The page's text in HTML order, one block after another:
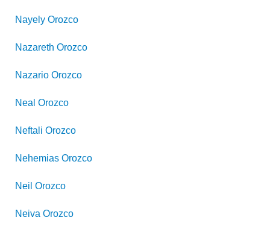
Nayely Orozco
Nazareth Orozco
Nazario Orozco
Neal Orozco
Neftali Orozco
Nehemias Orozco
Neil Orozco
Neiva Orozco